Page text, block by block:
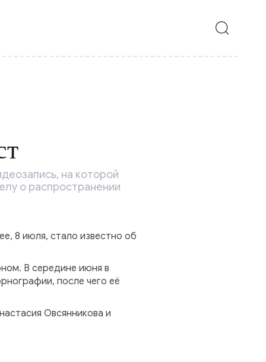
на которой
о распространении
8 июля, стало известно об
В середине июня в
после чего её
Овсянникова и